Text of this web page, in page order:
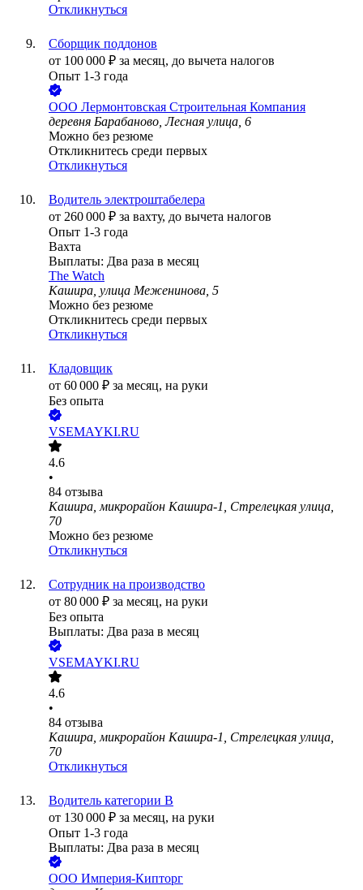
Откликнуться
Сборщик поддонов
от 100 000 ₽ за месяц, до вычета налогов
Опыт 1-3 года
ООО Лермонтовская Строительная Компания
деревня Барабаново, Лесная улица, 6
Можно без резюме
Откликнитесь среди первых
Откликнуться
Водитель электроштабелера
от 260 000 ₽ за вахту, до вычета налогов
Опыт 1-3 года
Вахта
Выплаты: Два раза в месяц
The Watch
Кашира, улица Меженинова, 5
Можно без резюме
Откликнитесь среди первых
Откликнуться
Кладовщик
от 60 000 ₽ за месяц, на руки
Без опыта
VSEMAYKI.RU
4.6
•
84 отзыва
Кашира, микрорайон Кашира-1, Стрелецкая улица,
70
Можно без резюме
Откликнуться
Сотрудник на производство
от 80 000 ₽ за месяц, на руки
Без опыта
Выплаты: Два раза в месяц
VSEMAYKI.RU
4.6
•
84 отзыва
Кашира, микрорайон Кашира-1, Стрелецкая улица,
70
Откликнуться
Водитель категории В
от 130 000 ₽ за месяц, на руки
Опыт 1-3 года
Выплаты: Два раза в месяц
ООО Империя-Кипторг